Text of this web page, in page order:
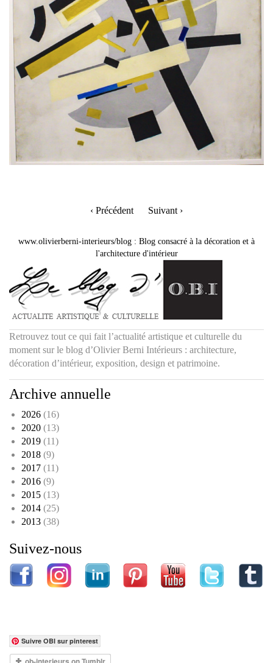
‹ Précédent Suivant ›
www.olivierberni-interieurs/blog : Blog consacré à la décoration et à
l'architecture d'intérieur
Retrouvez tout ce qui fait l’actualité artistique et culturelle du
moment sur le blog d’Olivier Berni Intérieurs : architecture,
décoration d’intérieur, exposition, design et patrimoine.
Archive annuelle
2026 (16)
2020 (13)
2019 (11)
2018 (9)
2017 (11)
2016 (9)
2015 (13)
2014 (25)
2013 (38)
Suivez-nous
Suivre OBI sur pinterest